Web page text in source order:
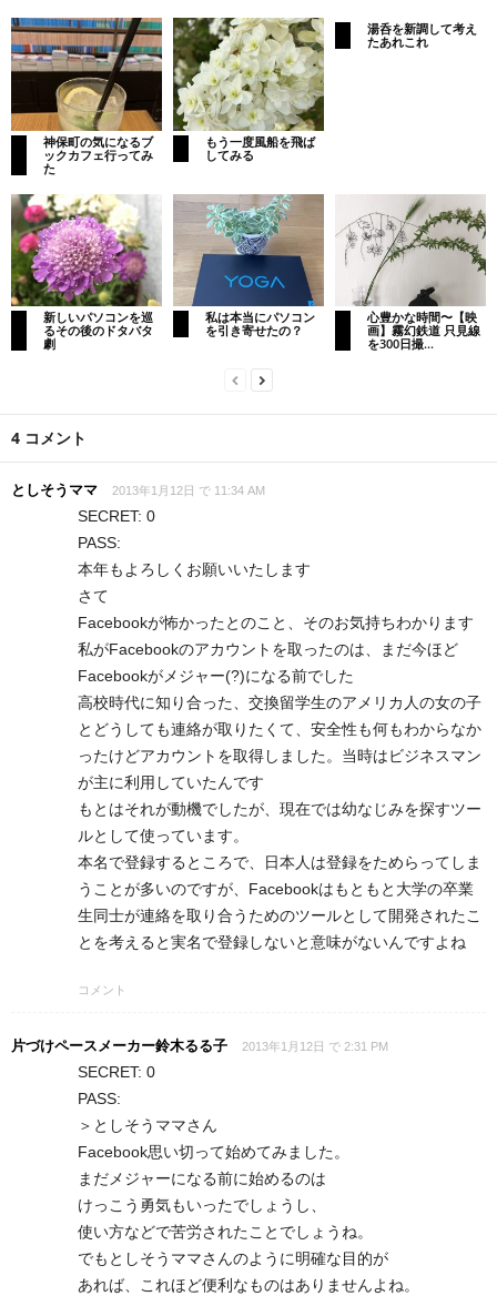
神保町の気になるブ
ックカフェ行ってみ
た
もう一度風船を飛ば
してみる
湯呑を新調して考え
たあれこれ
新しいパソコンを巡
るその後のドタバタ
劇
私は本当にパソコン
を引き寄せたの？
心豊かな時間〜【映
画】霧幻鉄道 只見線
を300日撮...
4 コメント
としそうママ 2013年1月12日 で 11:34 AM
SECRET: 0
PASS:
本年もよろしくお願いいたします
さて
Facebookが怖かったとのこと、そのお気持ちわかります
私がFacebookのアカウントを取ったのは、まだ今ほど
Facebookがメジャー(?)になる前でした
高校時代に知り合った、交換留学生のアメリカ人の女の子
とどうしても連絡が取りたくて、安全性も何もわからなか
ったけどアカウントを取得しました。当時はビジネスマン
が主に利用していたんです
もとはそれが動機でしたが、現在では幼なじみを探すツー
ルとして使っています。
本名で登録するところで、日本人は登録をためらってしま
うことが多いのですが、Facebookはもともと大学の卒業
生同士が連絡を取り合うためのツールとして開発されたこ
とを考えると実名で登録しないと意味がないんですよね
コメント
片づけペースメーカー鈴木るる子 2013年1月12日 で 2:31 PM
SECRET: 0
PASS:
＞としそうママさん
Facebook思い切って始めてみました。
まだメジャーになる前に始めるのは
けっこう勇気もいったでしょうし、
使い方などで苦労されたことでしょうね。
でもとしそうママさんのように明確な目的が
あれば、これほど便利なものはありませんよね。